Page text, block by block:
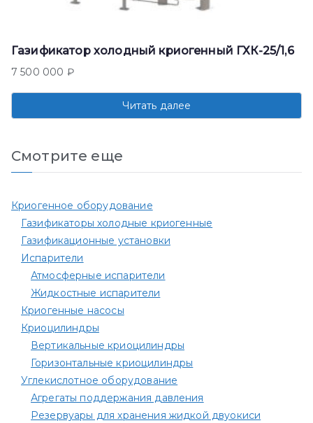
Газификатор холодный криогенный ГХК-25/1,6
7 500 000 ₽
Читать далее
Смотрите еще
Криогенное оборудование
Газификаторы холодные криогенные
Газификационные установки
Испарители
Атмосферные испарители
Жидкостные испарители
Криогенные насосы
Криоцилиндры
Вертикальные криоцилиндры
Горизонтальные криоцилиндры
Углекислотное оборудование
Агрегаты поддержания давления
Резервуары для хранения жидкой двуокиси